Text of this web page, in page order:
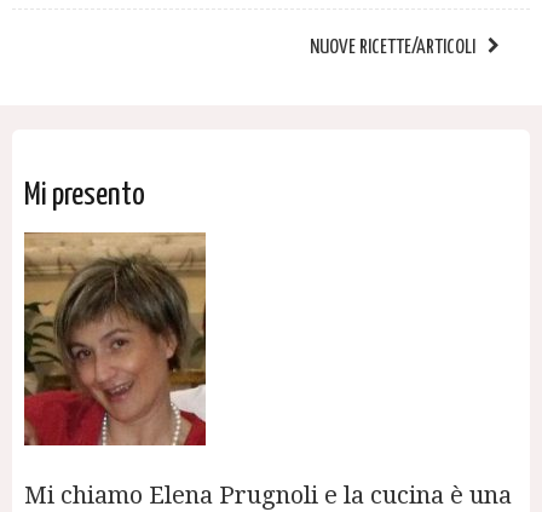
NUOVE RICETTE/ARTICOLI
Mi presento
Mi chiamo Elena Prugnoli e la cucina è una